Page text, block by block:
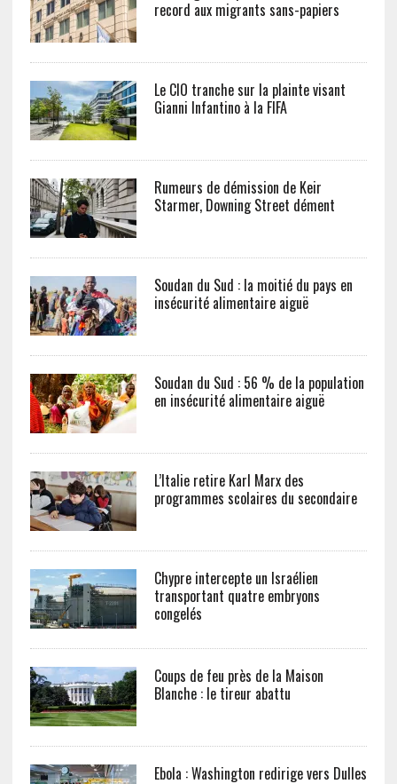
record aux migrants sans-papiers
Le CIO tranche sur la plainte visant
Gianni Infantino à la FIFA
Rumeurs de démission de Keir
Starmer, Downing Street dément
Soudan du Sud : la moitié du pays en
insécurité alimentaire aiguë
Soudan du Sud : 56 % de la population
en insécurité alimentaire aiguë
L’Italie retire Karl Marx des
programmes scolaires du secondaire
Chypre intercepte un Israélien
transportant quatre embryons
congelés
Coups de feu près de la Maison
Blanche : le tireur abattu
Ebola : Washington redirige vers Dulles